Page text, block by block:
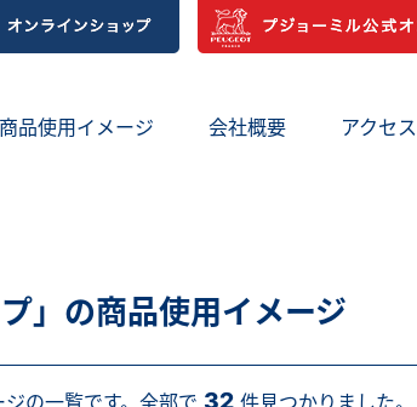
商品使用イメージ 会社概要 アクセス
」の商品使用イメージ